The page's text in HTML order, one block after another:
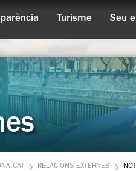
Turisme Seu
RELACIONS EXTERNES